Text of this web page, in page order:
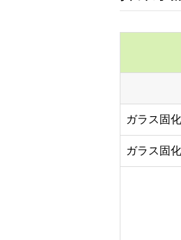
ガラス固
ガラス固